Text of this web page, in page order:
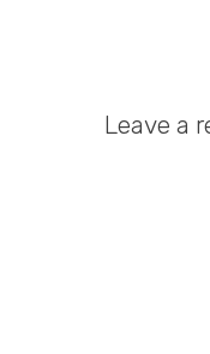
Leave a